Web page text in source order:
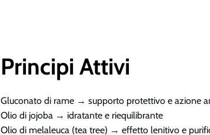
Principi Attivi
Gluconato di rame → supporto protettivo e azione
Olio di jojoba → idratante e riequilibrante
Olio di melaleuca (tea tree) → effetto lenitivo e